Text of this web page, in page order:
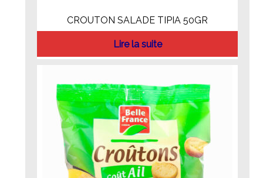
CROUTON SALADE TIPIA 50GR
Lire la suite